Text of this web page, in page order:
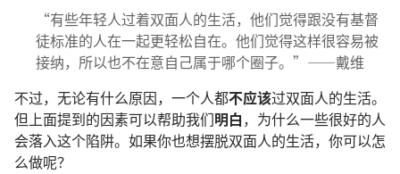
“有些年轻人过着双面人的生活，他们觉得跟没有基督
徒标准的人在一起更轻松自在。他们觉得这样很容易被
接纳，所以也不在意自己属于哪个圈子。”——戴维
不过，无论有什么原因，一个人都不应该过双面人的生活。
但上面提到的因素可以帮助我们明白，为什么一些很好的人
会落入这个陷阱。如果你也想摆脱双面人的生活，你可以怎
么做呢？